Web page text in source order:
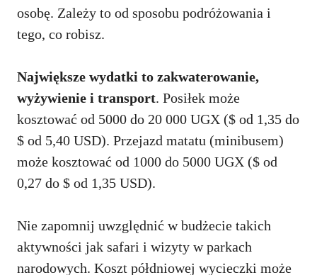
osobę. Zależy to od sposobu podróżowania i
tego, co robisz.
Największe wydatki to zakwaterowanie,
wyżywienie i transport. Posiłek może
kosztować od 5000 do 20 000 UGX ($ od 1,35 do
$ od 5,40 USD). Przejazd matatu (minibusem)
może kosztować od 1000 do 5000 UGX ($ od
0,27 do $ od 1,35 USD).
Nie zapomnij uwzględnić w budżecie takich
aktywności jak safari i wizyty w parkach
narodowych. Koszt półdniowej wycieczki może